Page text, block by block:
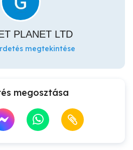
PLANET LTD
megtekintése
megosztása